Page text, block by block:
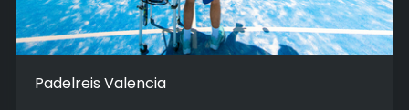
Padelreis Valencia